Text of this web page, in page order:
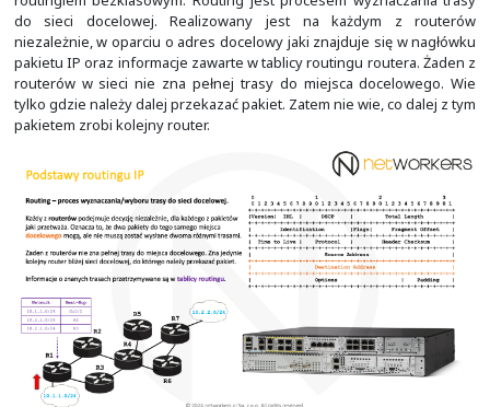
W poprzednim rozdziale omówiliśmy różnice
klasowym, a bezklasowym. Dalej głównie będziemy
routingiem bezklasowym. Routing jest procesem
do sieci docelowej. Realizowany jest na
niezależnie, w oparciu o adres docelowy jaki znajduje
routerów w sieci nie zna pełnej trasy do miejsca
tylko gdzie należy dalej przekazać pakiet. Zatem nie wie,
pakietem zrobi kolejny router.